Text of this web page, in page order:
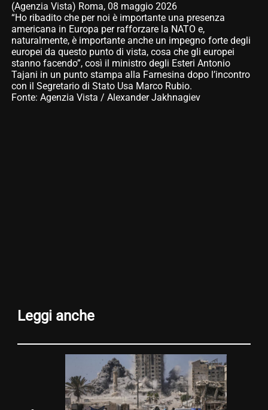
(Agenzia Vista) Roma, 08 maggio 2026
“Ho ribadito che per noi è importante una presenza
americana in Europa per rafforzare la NATO e,
naturalmente, è importante anche un impegno forte degli
europei da questo punto di vista, cosa che gli europei
stanno facendo”, così il ministro degli Esteri Antonio
Tajani in un punto stampa alla Farnesina dopo l’incontro
con il Segretario di Stato Usa Marco Rubio.
Fonte: Agenzia Vista / Alexander Jakhnagiev
Leggi anche